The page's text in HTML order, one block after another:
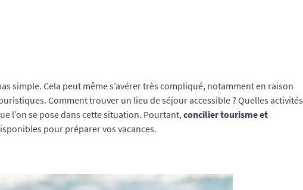
simple. Cela peut même s’avérer très compliqué, notamment en raison
Comment trouver un lieu de séjour accessible ? Quelles activités
l’on se pose dans cette situation. Pourtant,concilier tourisme et
pour préparer vos vacances.